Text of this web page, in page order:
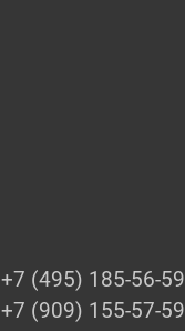
+7 (495) 185-56-59
+7 (909) 155-57-59